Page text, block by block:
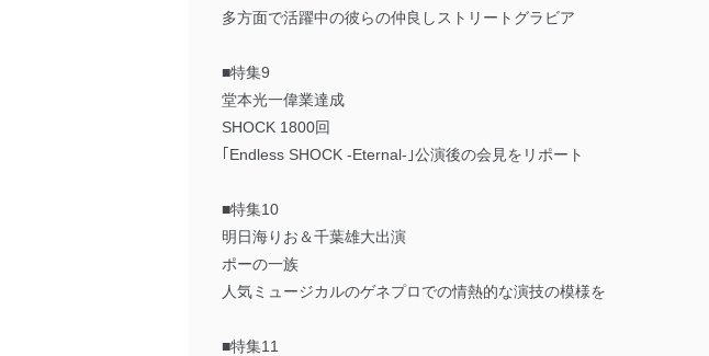
多方面で活躍中の彼らの仲良しストリートグラビア
■特集9
堂本光一偉業達成
SHOCK 1800回
｢Endless SHOCK -Eternal-｣公演後の会見をリポート
■特集10
明日海りお＆千葉雄大出演
ポーの一族
人気ミュージカルのゲネプロでの情熱的な演技の模様を
■特集11